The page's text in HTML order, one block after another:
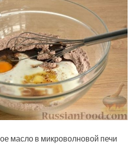
масло в микроволновой печи